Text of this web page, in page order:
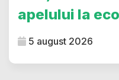
apelului la
5 august 2026